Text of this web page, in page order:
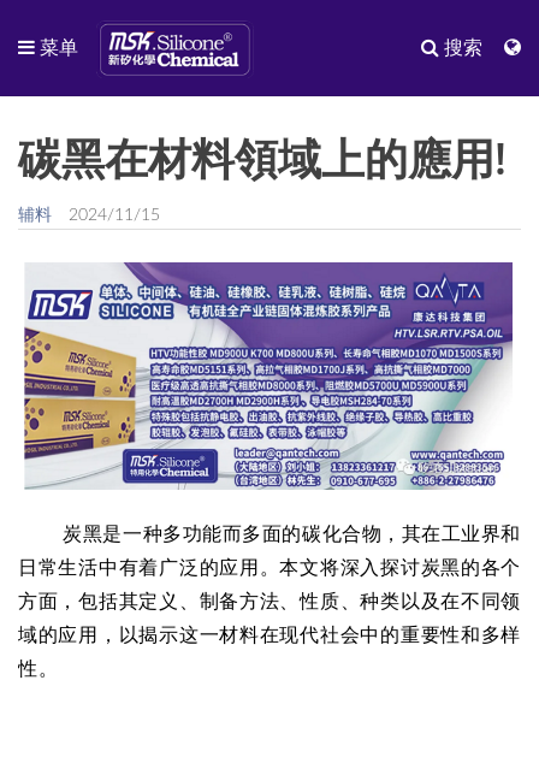
菜单 搜索
碳黑在材料領域上的應用!
辅料 2024/11/15
炭黑是一种多功能而多面的碳化合物，其在工业界和
日常生活中有着广泛的应用。本文将深入探讨炭黑的各个
方面，包括其定义、制备方法、性质、种类以及在不同领
域的应用，以揭示这一材料在现代社会中的重要性和多样
性。